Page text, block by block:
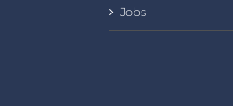
Jobs